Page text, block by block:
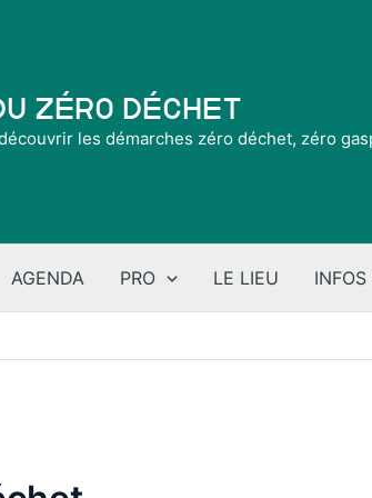
Zéro Déchet
les démarches zéro déchet, zéro
AGENDA PRO LE LIEU INFOS